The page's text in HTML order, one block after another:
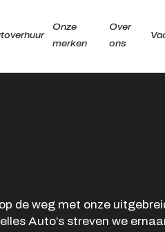
Onze
merken
Over
ons
Ma -
de weg met onze
Auto’s streven we